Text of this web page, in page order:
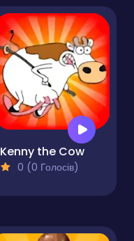
Kenny the Cow
0 (0 Голосів)